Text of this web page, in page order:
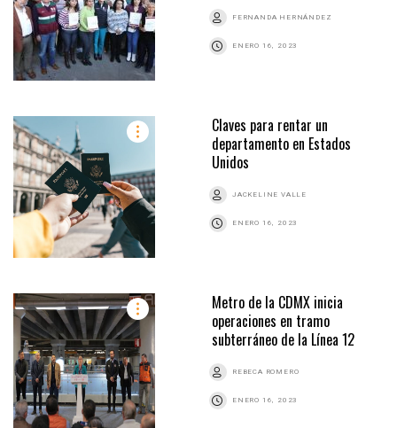
FERNANDA HERNÁNDEZ
ENERO 16, 2023
Claves para rentar un
departamento en Estados
Unidos
JACKELINE VALLE
ENERO 16, 2023
Metro de la CDMX inicia
operaciones en tramo
subterráneo de la Línea 12
REBECA ROMERO
ENERO 16, 2023